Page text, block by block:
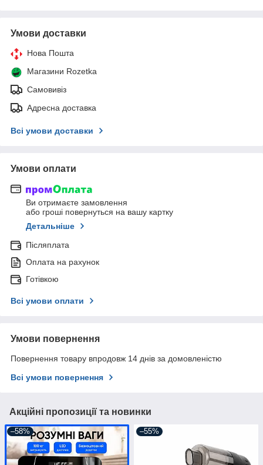
Умови доставки
Нова Пошта
Магазини Rozetka
Самовивіз
Адресна доставка
Всі умови доставки
Умови оплати
Ви отримаєте замовлення
або гроші повернуться на вашу картку
Детальніше
Післяплата
Оплата на рахунок
Готівкою
Всі умови оплати
Умови повернення
Повернення товару впродовж 14 днів за домовленістю
Всі умови повернення
Акційні пропозиції та новинки
–58% –55%